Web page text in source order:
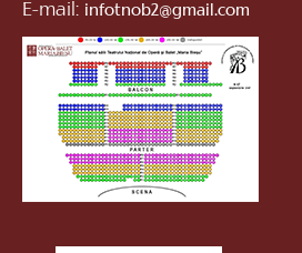
E-mail: infotnob2@gmail.com